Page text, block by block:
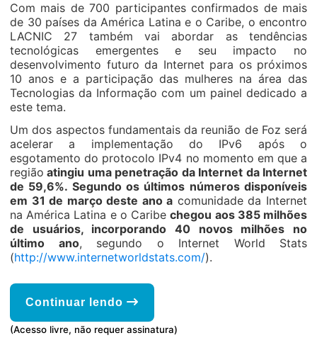
Com mais de 700 participantes confirmados de mais
de 30 países da América Latina e o Caribe, o encontro
LACNIC 27 também vai abordar as tendências
tecnológicas emergentes e seu impacto no
desenvolvimento futuro da Internet para os próximos
10 anos e a participação das mulheres na área das
Tecnologias da Informação com um painel dedicado a
este tema.
Um dos aspectos fundamentais da reunião de Foz será
acelerar a implementação do IPv6 após o
esgotamento do protocolo IPv4 no momento em que a
região atingiu uma penetração da Internet da Internet
de 59,6%. Segundo os últimos números disponíveis
em 31 de março deste ano a comunidade da Internet
na América Latina e o Caribechegou aos 385 milhões
de usuários, incorporando 40 novos milhões no
último ano, segundo o Internet World Stats
(http://www.internetworldstats.com/).
Continuar lendo
(Acesso livre, não requer assinatura)